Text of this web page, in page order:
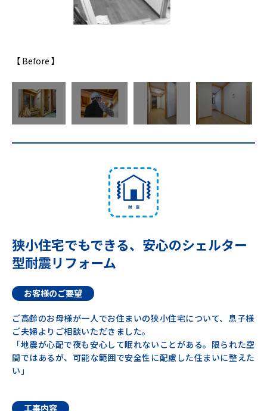
【 Before 】
狭小住宅でもできる、安心のシェルター
型耐震リフォーム
お客様のご要望
ご高齢のお母様が一人でお住まいの狭小住宅について、息子様
ご夫婦よりご相談いただきました。
「地震が心配で夜も安心して眠れないことがある。限られた空
間ではあるが、可能な範囲で安全性に配慮した住まいに整えた
い」
工事内容